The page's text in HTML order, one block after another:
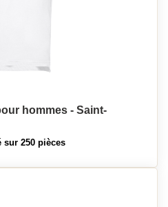
hommes - Saint-
sur 250 pièces